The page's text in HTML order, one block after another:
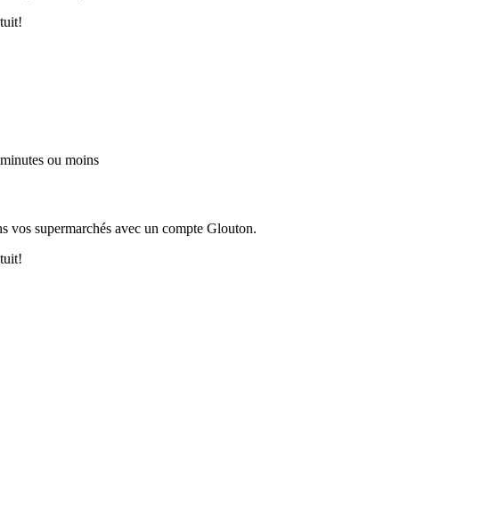
ou moins
vos supermarchés avec un compte Glouton.